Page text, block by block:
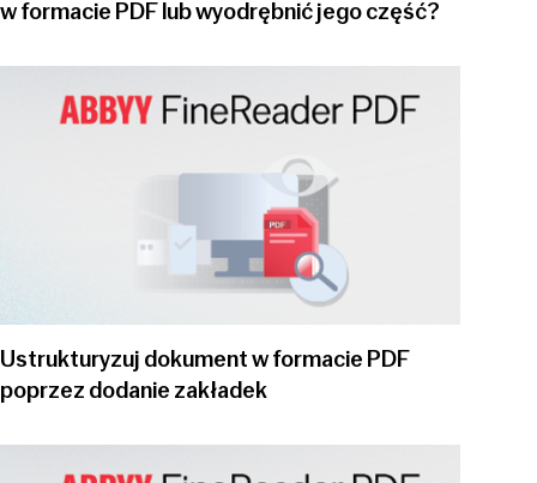
w formacie PDF lub wyodrębnić jego część?
Ustrukturyzuj dokument w formacie PDF
poprzez dodanie zakładek